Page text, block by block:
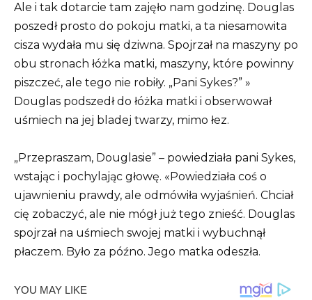
Ale i tak dotarcie tam zajęło nam godzinę. Douglas
poszedł prosto do pokoju matki, a ta niesamowita
cisza wydała mu się dziwna. Spojrzał na maszyny po
obu stronach łóżka matki, maszyny, które powinny
piszczeć, ale tego nie robiły. „Pani Sykes?” »
Douglas podszedł do łóżka matki i obserwował
uśmiech na jej bladej twarzy, mimo łez.
„Przepraszam, Douglasie” – powiedziała pani Sykes,
wstając i pochylając głowę. «Powiedziała coś o
ujawnieniu prawdy, ale odmówiła wyjaśnień. Chciał
cię zobaczyć, ale nie mógł już tego znieść. Douglas
spojrzał na uśmiech swojej matki i wybuchnął
płaczem. Było za późno. Jego matka odeszła.